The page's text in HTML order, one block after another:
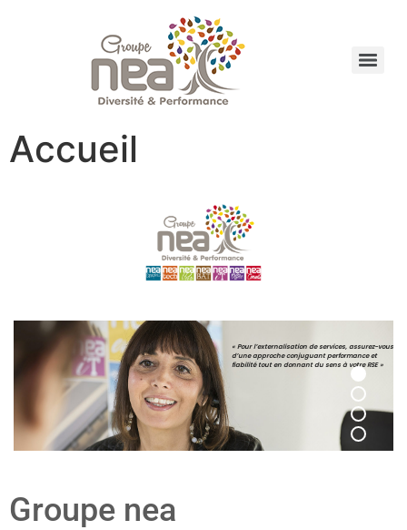
Accueil
« Pour l’externalisation de services, assurez-vous
d’une approche conjuguant performance et
fiabilité tout en donnant du sens à votre RSE »
Groupe nea